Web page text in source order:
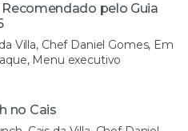
Recomendado pelo Guia
Villa, Chef Daniel Gomes, Em
Menu executivo
no Cais